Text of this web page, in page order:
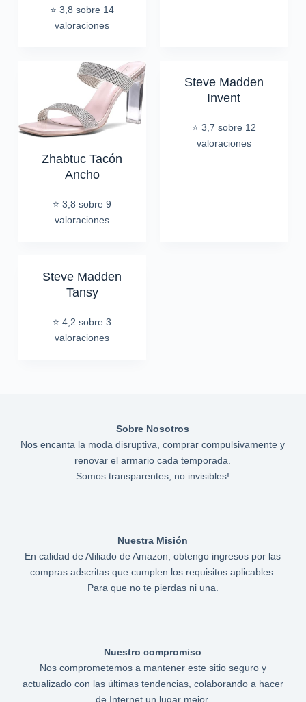
⭐ 3,8 sobre 14
valoraciones
Zhabtuc Tacón
Ancho
⭐ 3,8 sobre 9
valoraciones
Steve Madden
Invent
⭐ 3,7 sobre 12
valoraciones
Steve Madden
Tansy
⭐ 4,2 sobre 3
valoraciones
Sobre Nosotros
Nos encanta la moda disruptiva, comprar compulsivamente y
renovar el armario cada temporada.
Somos transparentes, no invisibles!
Nuestra Misión
En calidad de Afiliado de Amazon, obtengo ingresos por las
compras adscritas que cumplen los requisitos aplicables.
Para que no te pierdas ni una.
Nuestro compromiso
Nos comprometemos a mantener este sitio seguro y
actualizado con las últimas tendencias, colaborando a hacer
de Internet un lugar mejor.